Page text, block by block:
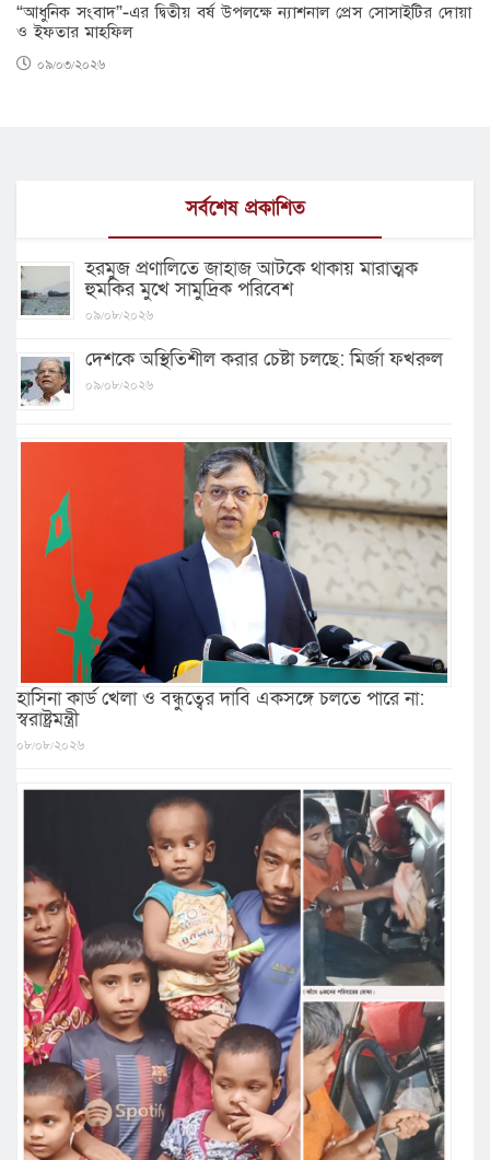
“আধুনিক সংবাদ”-এর দ্বিতীয় বর্ষ উপলক্ষে ন্যাশনাল প্রেস সোসাইটির দোয়া
ও ইফতার মাহফিল
০৯/০৩/২০২৬
সর্বশেষ প্রকাশিত
হরমুজ প্রণালিতে জাহাজ আটকে থাকায় মারাত্মক
হুমকির মুখে সামুদ্রিক পরিবেশ
০৯/০৮/২০২৬
দেশকে অস্থিতিশীল করার চেষ্টা চলছে: মির্জা ফখরুল
০৯/০৮/২০২৬
হাসিনা কার্ড খেলা ও বন্ধুত্বের দাবি একসঙ্গে চলতে পারে না:
স্বরাষ্ট্রমন্ত্রী
০৮/০৮/২০২৬